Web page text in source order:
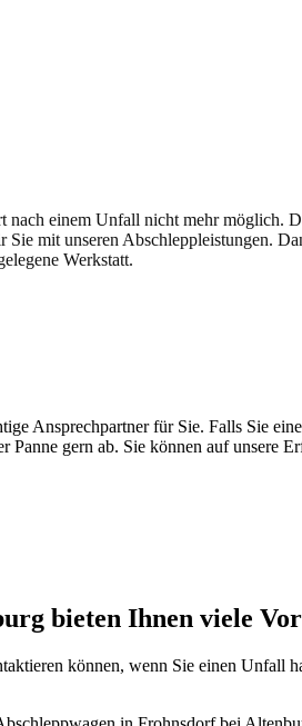
einem Unfall nicht mehr möglich.
mit unseren Abschleppleistungen.
Werkstatt.
Ansprechpartner für Sie. Falls Sie
gern ab. Sie können auf unsere
bieten Ihnen viele
können, wenn Sie einen